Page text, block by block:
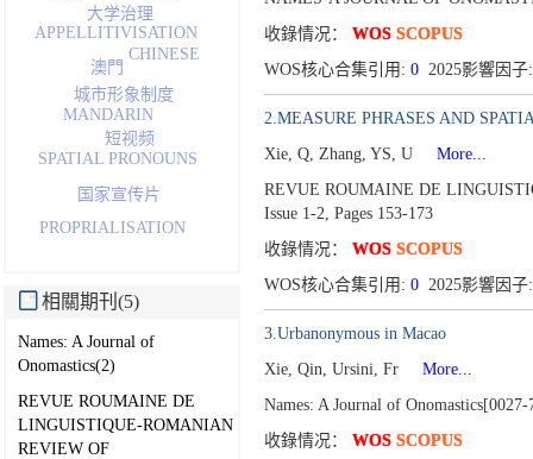
APPELLITIVISATION
大学治理
澳門
城市形象
MANDARIN
CHINESE
短视频
SPATIAL PRONOUNS
国家宣传片
PROPRIALISATION
制度
相關期刊(5)
Names: A Journal of
Onomastics(2)
REVUE ROUMAINE DE
LINGUISTIQUE-ROMANIAN
REVIEW OF
收錄情况： WOS SCOPUS
WOS核心合集引用: 02025影響因
2.MEASURE PHRASES AND
Xie, Q, Zhang, YS, U
More...
REVUE ROUMAINE DE
Issue 1-2, Pages 153-173
收錄情况： WOS SCOPUS
WOS核心合集引用: 02025影響因
3.Urbanonymous in Macao
Xie, Qin, Ursini, Fr
More...
Names: A Journal of
收錄情况： WOS SCOPUS